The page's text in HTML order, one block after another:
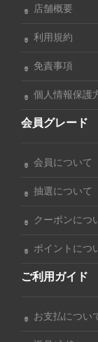
店舗概要
利用規約
免責事項
個人情報保護
会員グレード
会員について
抽選について
クーポンにつ
ポイントにつ
ご利用ガイド
お支払につい